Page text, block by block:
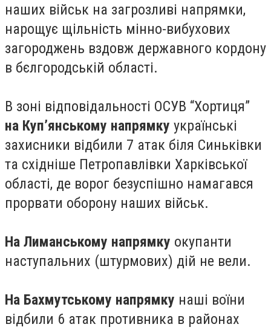
наших військ на загрозливі напрямки,
нарощує щільність мінно-вибухових
загороджень вздовж державного кордону
в бєлгородській області.
В зоні відповідальності ОСУВ “Хортиця”
на Куп’янському напрямку українські
захисники відбили 7 атак біля Синьківки
та східніше Петропавлівки Харківської
області, де ворог безуспішно намагався
прорвати оборону наших військ.
На Лиманському напрямку окупанти
наступальних (штурмових) дій не вели.
На Бахмутському напрямку наші воїни
відбили 6 атак противника в районах